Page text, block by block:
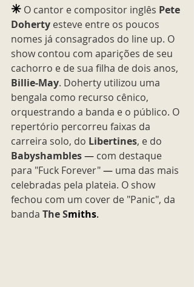
✳︎ O cantor e compositor inglês Pete
Doherty esteve entre os poucos
nomes já consagrados do line up. O
show contou com aparições de seu
cachorro e de sua filha de dois anos,
Billie-May. Doherty utilizou uma
bengala como recurso cênico,
orquestrando a banda e o público. O
repertório percorreu faixas da
carreira solo, do Libertines, e do
Babyshambles— com destaque
para "Fuck Forever" — uma das mais
celebradas pela plateia. O show
fechou com um cover de "Panic", da
banda The Smiths.